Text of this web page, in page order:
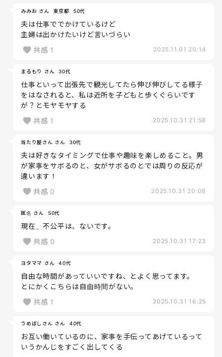
みみお さん 東京都 50代
夫は仕事ででかけているけど
主婦は出かけたいけど言いづらい
共感 1 2025.11.01 20:14
まるもり さん 30代
仕事といって出張先で観光してたら伸び伸びしてる様子
をはなされると、私は近所を子どもと歩くぐらいです
が？とモヤモヤする
共感 1 2025.10.31 21:58
当たり屋さん さん 30代
夫は好きなタイミングで仕事や趣味を楽しめること。男
が家事をサボるのと、女がサボるのとでは周りの反応が
違います！
共感 0 2025.10.31 20:09
匿名 さん 50代
現在、不公平は、ないです。
共感 0 2025.10.31 17:23
ヨタママ さん 40代
自由な時間があっていいですね、とよく思ってます。
とにかくこちらは自由時間がない。
共感 1 2025.10.31 16:25
うめぼしさん さん 40代
お互い働いているのに、家事を手伝ってあげているって
いうかんじをすごく出してくる